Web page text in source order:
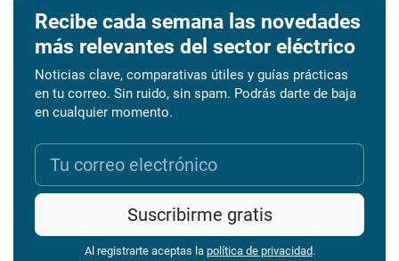
Recibe cada semana las novedades
más relevantes del sector eléctrico
Noticias clave, comparativas útiles y guías prácticas
en tu correo. Sin ruido, sin spam. Podrás darte de baja
en cualquier momento.
Suscribirme gratis
Al registrarte aceptas la política de privacidad.